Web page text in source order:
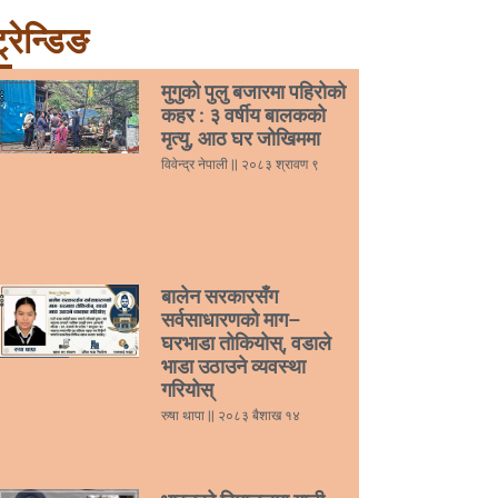
मुगुको पुलु बजारमा पहिरोको
कहर : ३ वर्षीय बालकको
मृत्यु, आठ घर जोखिममा
विवेन्द्र नेपाली २०८३ श्रावण ९
बालेन सरकारसँग
सर्वसाधारणको माग–
घरभाडा तोकियोस्, वडाले
भाडा उठाउने व्यवस्था
गरियोस्
रुषा थापा २०८३ बैशाख १४